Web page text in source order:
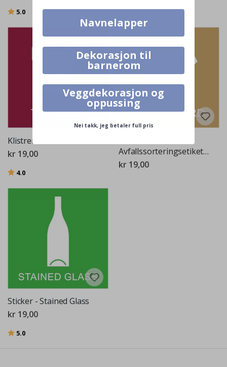
Karakter:
5.0 av 5 mulige Karakter:
4.5av 5 mulige
Klistremerke - Tekstiler
kr 19,00
Karakter:
4.0
Avfallssorteringsetiketter
kr 19,00
Sticker - Stained Glass
kr 19,00
Karakter:
5.0
Navnelapper
Dekorasjon til
barnerom
Veggdekorasjon og
oppussing
Nei takk, jeg betaler full pris